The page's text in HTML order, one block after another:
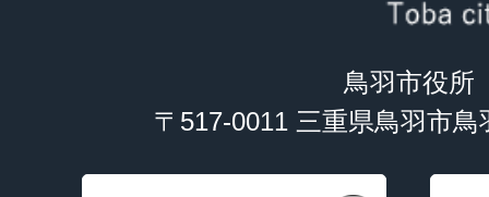
鳥羽市役所
〒517-0011 三重県鳥羽市